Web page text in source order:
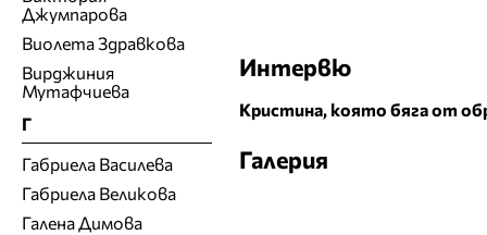
Интервю
Кристина, която бяга от
Галерия
Джумпарова
Виолета Здравкова
Вирджиния
Мутафчиева
Г
Габриела Василева
Габриела Великова
Галена Димова